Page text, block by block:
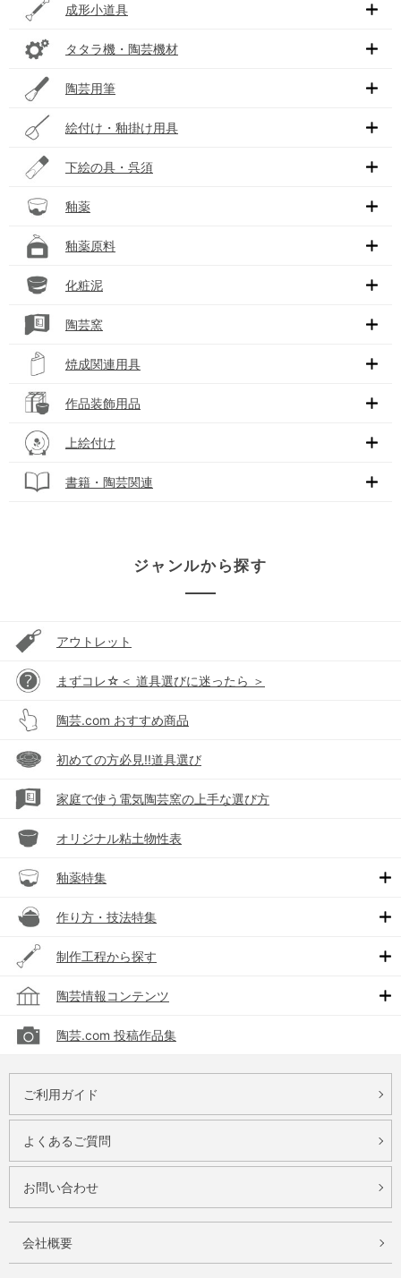
成形小道具
タタラ機・陶芸機材
陶芸用筆
絵付け・釉掛け用具
下絵の具・呉須
釉薬
釉薬原料
化粧泥
陶芸窯
焼成関連用具
作品装飾用品
上絵付け
書籍・陶芸関連
ジャンルから探す
アウトレット
まずコレ☆＜ 道具選びに迷ったら ＞
陶芸.com おすすめ商品
初めての方必見!!道具選び
家庭で使う電気陶芸窯の上手な選び方
オリジナル粘土物性表
釉薬特集
作り方・技法特集
制作工程から探す
陶芸情報コンテンツ
陶芸.com 投稿作品集
ご利用ガイド
よくあるご質問
お問い合わせ
会社概要